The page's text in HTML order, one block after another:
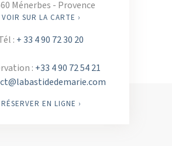
Ménerbes - Provence
VOIR SUR LA CARTE ›
: + 33 4 90 72 30 20
: +33 4 90 72 54 21
RÉSERVER EN LIGNE ›